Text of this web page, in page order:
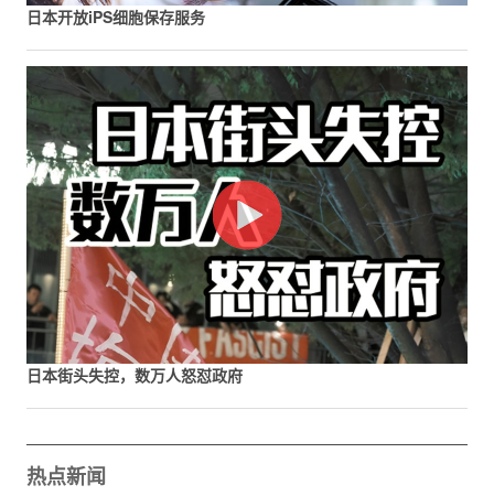
日本开放iPS细胞保存服务
日本街头失控，数万人怒怼政府
热点新闻